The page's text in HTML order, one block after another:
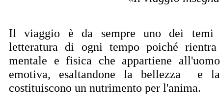
Il viaggio è da sempre uno dei temi
letteratura di ogni tempo poiché
mentale e fisica che appartiene
emotiva, esaltandone la bellezza
e
costituiscono un nutrimento per l'anima.